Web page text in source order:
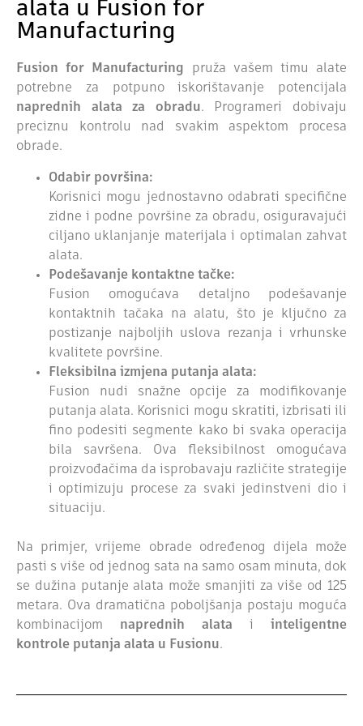
alata u Fusion for
Manufacturing
Fusion for Manufacturing pruža vašem timu alate
potrebne za potpuno iskorištavanje potencijala
naprednih alata za obradu. Programeri dobivaju
preciznu kontrolu nad svakim aspektom procesa
obrade.
Odabir površina:
Korisnici mogu jednostavno odabrati specifične
zidne i podne površine za obradu, osiguravajući
ciljano uklanjanje materijala i optimalan zahvat
alata.
Podešavanje kontaktne tačke:
Fusion omogućava detaljno podešavanje
kontaktnih tačaka na alatu, što je ključno za
postizanje najboljih uslova rezanja i vrhunske
kvalitete površine.
Fleksibilna izmjena putanja alata:
Fusion nudi snažne opcije za modifikovanje
putanja alata. Korisnici mogu skratiti, izbrisati ili
fino podesiti segmente kako bi svaka operacija
bila savršena. Ova fleksibilnost omogućava
proizvođačima da isprobavaju različite strategije
i optimizuju procese za svaki jedinstveni dio i
situaciju.
Na primjer, vrijeme obrade određenog dijela može
pasti s više od jednog sata na samo osam minuta, dok
se dužina putanje alata može smanjiti za više od 125
metara. Ova dramatična poboljšanja postaju moguća
kombinacijom naprednih alata i inteligentne
kontrole putanja alata u Fusionu.